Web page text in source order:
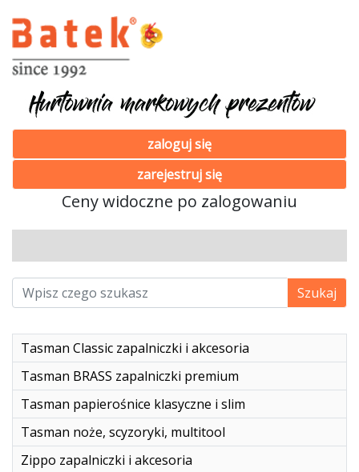
zaloguj się
zarejestruj się
Ceny widoczne po zalogowaniu
Tasman Classic zapalniczki i akcesoria
Tasman BRASS zapalniczki premium
Tasman papierośnice klasyczne i slim
Tasman noże, scyzoryki, multitool
Zippo zapalniczki i akcesoria